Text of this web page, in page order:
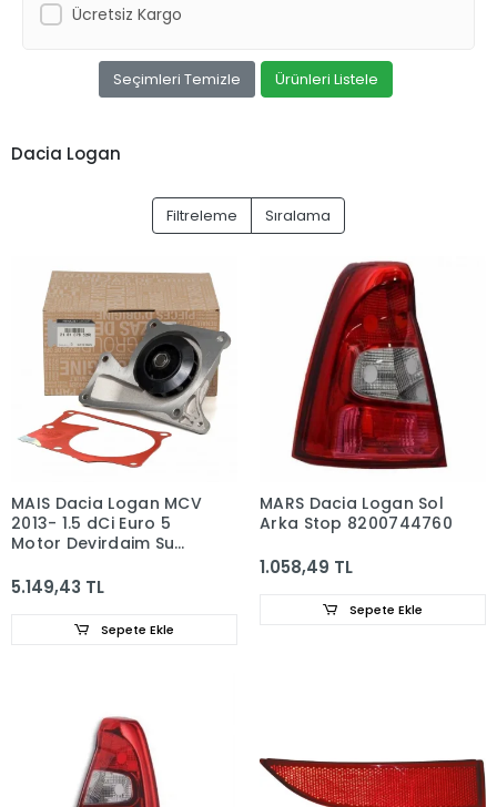
Ücretsiz Kargo
Seçimleri Temizle Ürünleri Listele
Dacia Logan
Filtreleme Sıralama
MAIS Dacia Logan MCV
2013- 1.5 dCi Euro 5
Motor Devirdaim Su
5.149,43 TL
Sepete Ekle
MARS Dacia Logan Sol
Arka Stop 8200744760
1.058,49 TL
Sepete Ekle